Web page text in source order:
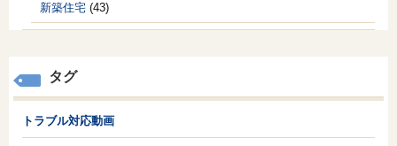
新築住宅 (43)
タグ
トラブル対応動画